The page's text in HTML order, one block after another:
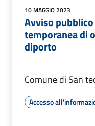
10 MAGGIO 2023
Avviso
temporanea di
diporto
Comune di San
Accesso